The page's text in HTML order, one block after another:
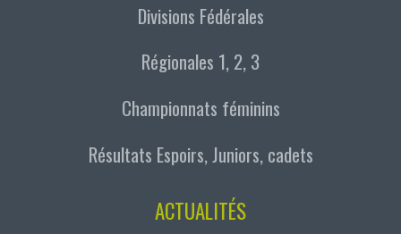
Divisions Fédérales
Régionales 1, 2, 3
Championnats féminins
Résultats Espoirs, Juniors, cadets
ACTUALITÉS